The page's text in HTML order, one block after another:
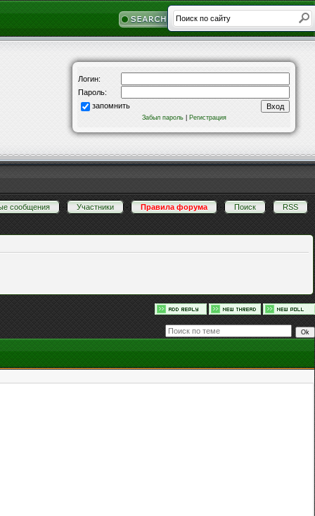
Логин:
Пароль:
запомнить
Забыл пароль| Регистрация
сообщения · Участники · Правила форума · Поиск · RSS